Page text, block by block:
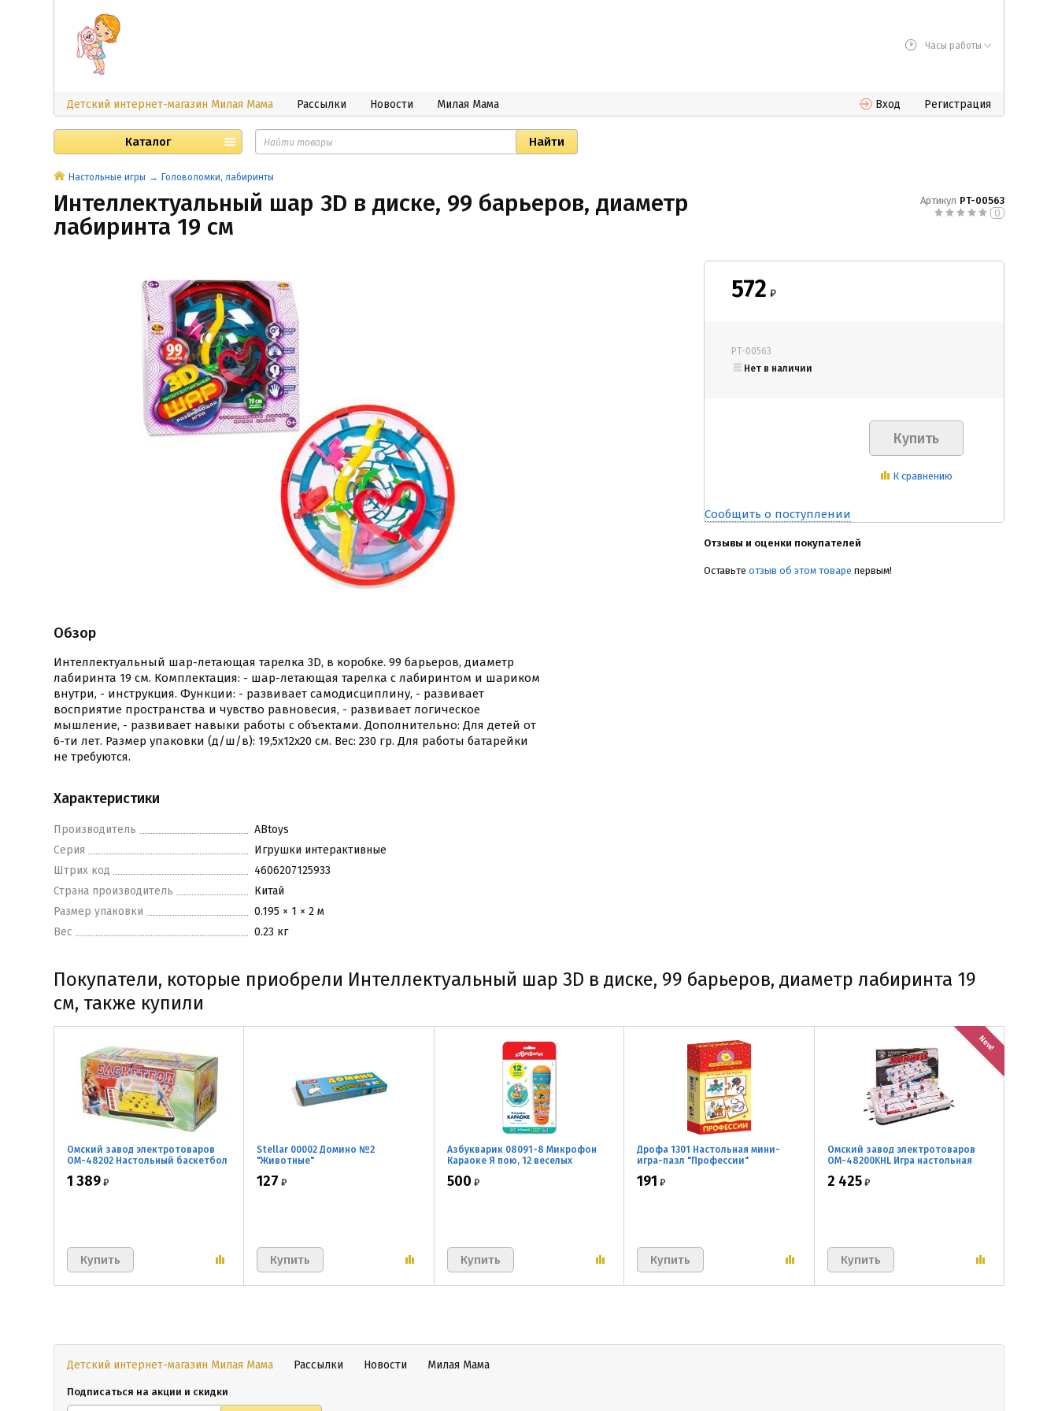
Часы работы
Детский интернет-магазин Милая Мама Рассылки Новости Милая Мама Вход Регистрация
Каталог
Настольные игры Головоломки, лабиринты
Интеллектуальный шар 3D в диске, 99 барьеров, диаметр
лабиринта 19 см
Артикул PT-00563
0
Обзор
Интеллектуальный шар-летающая тарелка 3D, в коробке. 99 барьеров, диаметр
лабиринта 19 см. Комплектация: - шар-летающая тарелка с лабиринтом и шариком
внутри, - инструкция. Функции: - развивает самодисциплину, - развивает
восприятие пространства и чувство равновесия, - развивает логическое
мышление, - развивает навыки работы с объектами. Дополнительно: Для детей от
6-ти лет. Размер упаковки (д/ш/в): 19,5x12x20 см. Вес: 230 гр. Для работы батарейки
не требуются.
Характеристики
Производитель
ABtoys
Серия
Игрушки интерактивные
Штрих код
4606207125933
Страна производитель
Китай
Размер упаковки
0.195 × 1 × 2 м
Вес
0.23 кг
572 ₽
PT-00563
Нет в наличии
К сравнению
Сообщить о поступлении
Отзывы и оценки покупателей
Оставьте отзыв об этом товаре первым!
Покупатели, которые приобрели Интеллектуальный шар 3D в диске, 99 барьеров, диаметр лабиринта 19
см, также купили
Омский завод электротоваров
ОМ-48202 Настольный баскетбол
1 389 ₽
Stellar 00002 Домино №2
"Животные"
127 ₽
Азбукварик 08091-8 Микрофон
Караоке Я пою, 12 веселых
500 ₽
Дрофа 1301 Настольная мини-
игра-пазл "Профессии"
191 ₽
New!
Омский завод электротоваров
ОМ-48200KHL Игра настольная
2 425 ₽
Детский интернет-магазин Милая Мама Рассылки Новости Милая Мама
Подписаться на акции и скидки